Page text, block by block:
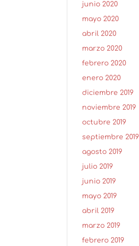
junio 2020
mayo 2020
abril 2020
marzo 2020
febrero 2020
enero 2020
diciembre 2019
noviembre 2019
octubre 2019
septiembre 2019
agosto 2019
julio 2019
junio 2019
mayo 2019
abril 2019
marzo 2019
febrero 2019